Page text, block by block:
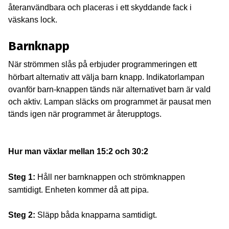
återanvändbara och placeras i ett skyddande fack i
väskans lock.
Barnknapp
När strömmen slås på erbjuder programmeringen ett
hörbart alternativ att välja barn knapp. Indikatorlampan
ovanför barn-knappen tänds när alternativet barn är vald
och aktiv. Lampan släcks om programmet är pausat men
tänds igen när programmet är återupptogs.
Hur man växlar mellan 15:2 och 30:2
Steg 1: Håll ner barnknappen och strömknappen
samtidigt. Enheten kommer då att pipa.
Steg 2: Släpp båda knapparna samtidigt.